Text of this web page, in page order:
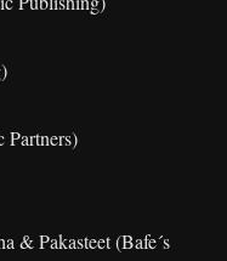
& Pakasteet (Bafe´s